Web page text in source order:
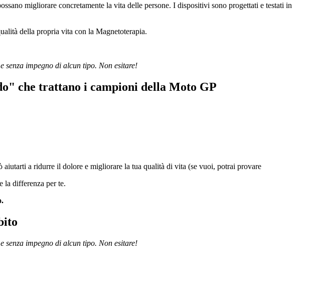
migliorare concretamente la vita delle persone. I dispositivi sono progettati e testati in
della propria vita con la Magnetoterapia.
senza impegno di alcun tipo. Non esitare!
che trattano i campioni della Moto GP
aiutarti a ridurre il dolore e migliorare la tua qualità di vita (se vuoi, potrai provare
la differenza per te.
senza impegno di alcun tipo. Non esitare!